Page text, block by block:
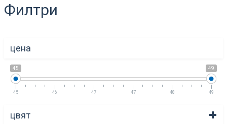
Филтри
цена
45 49
45 46 47 47 48 49
цвят